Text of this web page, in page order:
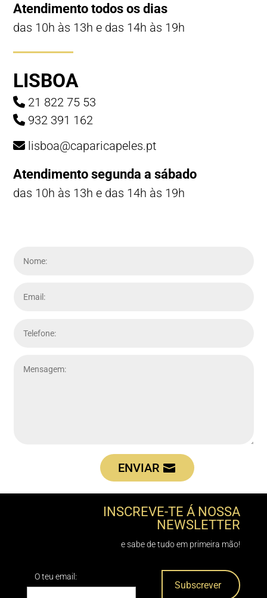
Atendimento todos os dias
das 10h às 13h e das 14h às 19h
LISBOA
21 822 75 53
932 391 162
lisboa@caparicapeles.pt
Atendimento segunda a sábado
das 10h às 13h e das 14h às 19h
ENVIAR
INSCREVE-TE Á NOSSA
NEWSLETTER
e sabe de tudo em primeira mão!
O teu email: